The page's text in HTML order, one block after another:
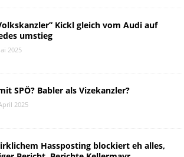
Kickl gleich vom Audi auf
umstieg
2025
SPÖ? Babler als Vizekanzler?
2025
Hassposting blockiert eh alles,